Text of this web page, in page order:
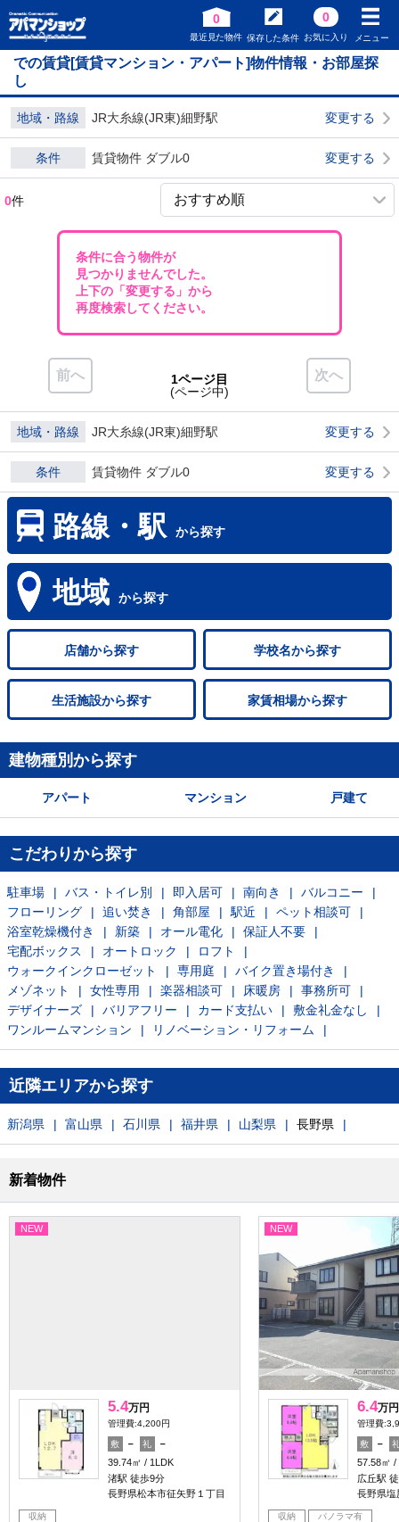
0
最近見た物件 保存した条件
0
お気に入り メニュー
での賃貸[賃貸マンション・アパート]物件情報・お部屋探
し
地域・路線 JR大糸線(JR東)細野駅 変更する
条件 賃貸物件 ダブル0 変更する
0件
条件に合う物件が
見つかりませんでした。
上下の「変更する」から
再度検索してください。
前へ 次へ
1ページ目
(ページ中)
地域・路線 JR大糸線(JR東)細野駅 変更する
条件 賃貸物件 ダブル0 変更する
路線・駅 から探す
地域 から探す
店舗から探す 学校名から探す
生活施設から探す 家賃相場から探す
建物種別から探す
アパート マンション 戸建て
こだわりから探す
駐車場 バス・トイレ別 即入居可 南向き
バルコニー
フローリング
追い焚き 角部屋 駅近
ペット相談可
浴室乾燥機付き
新築 オール電化
保証人不要
宅配ボックス
オートロック
ロフト
ウォークインクローゼット
専用庭
バイク置き場付き
メゾネット
女性専用 楽器相談可 床暖房
事務所可
デザイナーズ
バリアフリー カード支払い
敷金礼金なし
ワンルームマンション
リノベーション・リフォーム
近隣エリアから探す
新潟県 富山県 石川県 福井県 山梨県 長野県
新着物件
NEW
5.4万円
管理費:4,200円
敷 － 礼
－
39.74㎡
1LDK
渚駅 徒歩9分
長野県松本市征矢野１丁目
収納
NEW
6.4万円
管理費
敷 －
57.58㎡
広丘駅
長野県塩
収納 パノラマ有